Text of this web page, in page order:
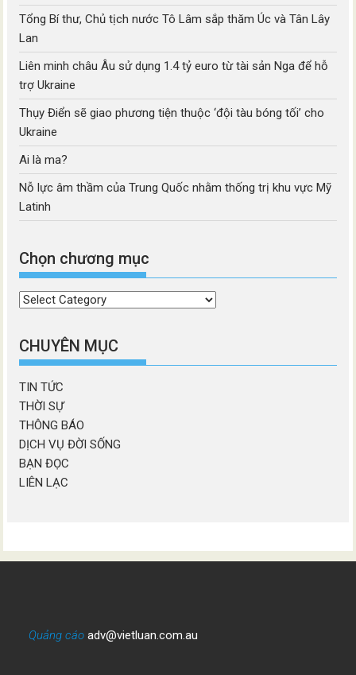
Tổng Bí thư, Chủ tịch nước Tô Lâm sắp thăm Úc và Tân Lây
Lan
Liên minh châu Âu sử dụng 1.4 tỷ euro từ tài sản Nga để hỗ
trợ Ukraine
Thụy Điển sẽ giao phương tiện thuộc ‘đội tàu bóng tối’ cho
Ukraine
Ai là ma?
Nỗ lực âm thầm của Trung Quốc nhằm thống trị khu vực Mỹ
Latinh
Chọn chương mục
Chọn
mục
CHUYÊN MỤC
TIN TỨC
THỜI SỰ
THÔNG BÁO
DỊCH VỤ ĐỜI SỐNG
BẠN ĐỌC
LIÊN LẠC
Quảng cáo adv@vietluan.com.au